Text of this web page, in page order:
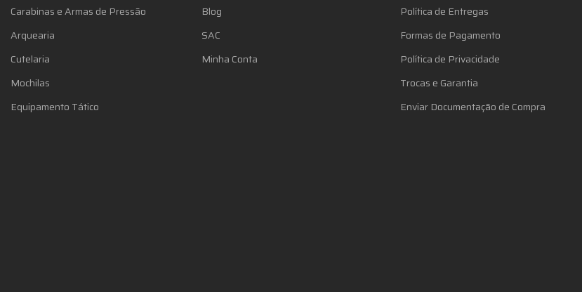
Carabinas e Armas de Pressão
Arquearia
Cutelaria
Mochilas
Equipamento Tático
Blog
SAC
Minha Conta
Política de Entregas
Formas de Pagamento
Política de Privacidade
Trocas e Garantia
Enviar Documentação de Compra